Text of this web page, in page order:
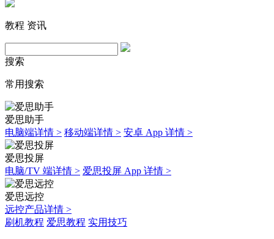
教程 资讯
搜索
常用搜索
爱思助手
电脑端详情 > 移动端详情 > 安卓 App 详情 >
爱思投屏
电脑/TV 端详情 > 爱思投屏 App 详情 >
爱思远控
远控产品详情 >
刷机教程 爱思教程 实用技巧